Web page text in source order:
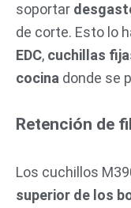
soportar
de corte. Esto lo
EDC, cuchillas
cocina donde se
Retención de
Los cuchillos
superior de los